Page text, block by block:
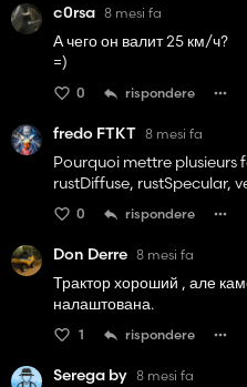
c0rsa 8 mesi fa
А чего он валит 25 км/ч?
=)
0 rispondere
fredo FTKT 8 mesi fa
Pourquoi mettre plusieurs
rustDiffuse, rustSpecular,
0 rispondere
Don Derre 8 mesi fa
Трактор хороший , але
налаштована.
1 rispondere
Serega by 8 mesi fa